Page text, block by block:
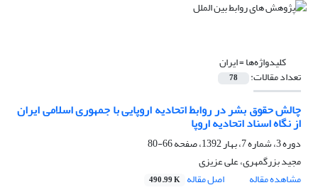
کلیدواژه‌ها =ایران
تعداد مقالات: 78
چالش حقوق بشر در روابط اتحادیه اروپایی با جمهوری اسلامی ایران
از نگاه اسناد اتحادیه اروپا
دوره 3، شماره 7، بهار 1392، صفحه
66-80
مجید بزرگمهری، علی عزیزی
مشاهده مقاله
اصل مقاله 490.99 K